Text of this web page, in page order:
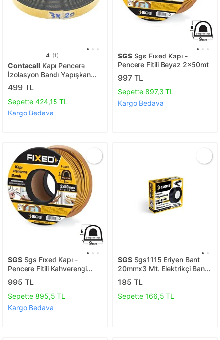
4 (1)
Contacall Kapı Pencere
İzolasyon Bandı Yapışkan
Kapı Pencere Süngeri Eva
3mmx20mm Siyah 25 Metre
499 TL
Sepette 424,15 TL
Kargo Bedava
SGS Sgs Fıxed Kapı -
Pencere Fitili Beyaz 2x50mt
997 TL
Sepette 897,3 TL
Kargo Bedava
SGS Sgs Fıxed Kapı -
Pencere Fitili Kahverengi
2x50mt
995 TL
Sepette 895,5 TL
Kargo Bedava
SGS Sgs1115 Eriyen Bant
20mmx3 Mt. Elektrikçi Bandı
Kablo Bantı Su Geçirmez Su
Altı Yapışkanlı Kauçuk
185 TL
Sepette 166,5 TL